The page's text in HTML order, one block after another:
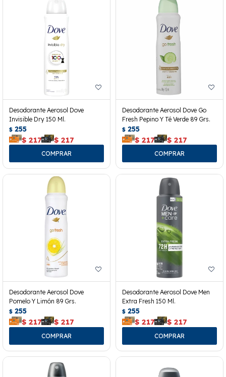
Desodorante Aerosol Dove
Invisible Dry 150 Ml.
$ 255
$ 217 $ 217
Desodorante Aerosol Dove Go
Fresh Pepino Y Té Verde 89 Grs.
$ 255
$ 217 $ 217
Desodorante Aerosol Dove
Pomelo Y Limón 89 Grs.
$ 255
$ 217 $ 217
Desodorante Aerosol Dove Men
Extra Fresh 150 Ml.
$ 255
$ 217 $ 217